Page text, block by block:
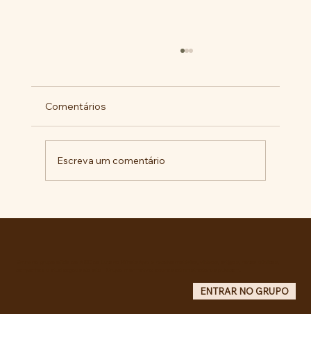
Comentários
Escreva um comentário
ENTRAR NO GRUPO